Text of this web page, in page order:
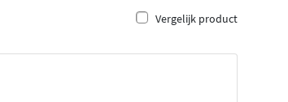
Vergelijk product